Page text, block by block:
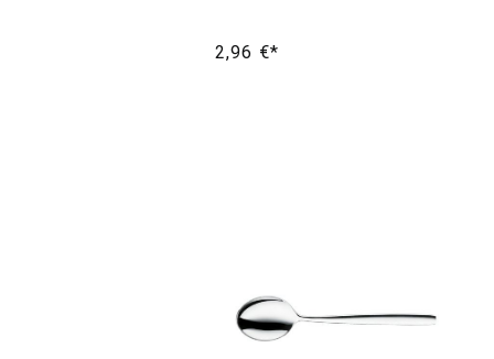
2,96 €*